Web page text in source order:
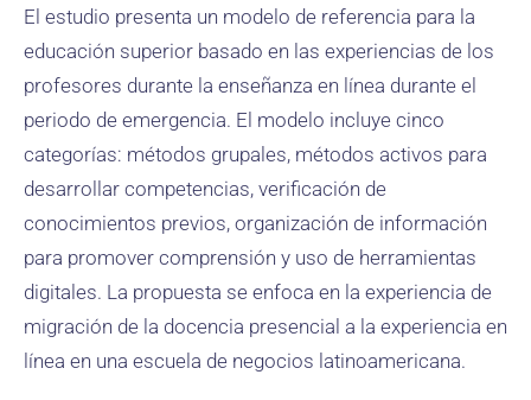
El estudio presenta un modelo de referencia para la
educación superior basado en las experiencias de los
profesores durante la enseñanza en línea durante el
periodo de emergencia. El modelo incluye cinco
categorías: métodos grupales, métodos activos para
desarrollar competencias, verificación de
conocimientos previos, organización de información
para promover comprensión y uso de herramientas
digitales. La propuesta se enfoca en la experiencia de
migración de la docencia presencial a la experiencia en
línea en una escuela de negocios latinoamericana.